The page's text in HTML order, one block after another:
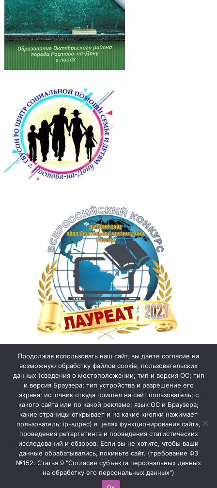
Продолжая использовать наш сайт, вы даете согласие на
возможную обработку файлов cookie, пользовательских
данных (сведения о местоположении; тип и версия ОС; тип
и версия Браузера; тип устройства и разрешение его
экрана; источник откуда пришел на сайт пользователь; с
какого сайта или по какой рекламе; язык ОС и Браузера;
какие страницы открывает и на какие кнопки нажимает
пользователь; ip-адрес) в целях функционирования сайта,
проведения ретаргетинга и проведения статистических
исследований и обзоров. Если вы не хотите, чтобы ваши
данные обрабатывались, покиньте сайт. (требование ФЗ
№152. Статья 9 "Согласие субъекта персональных данных
на обработку его персональных данных")